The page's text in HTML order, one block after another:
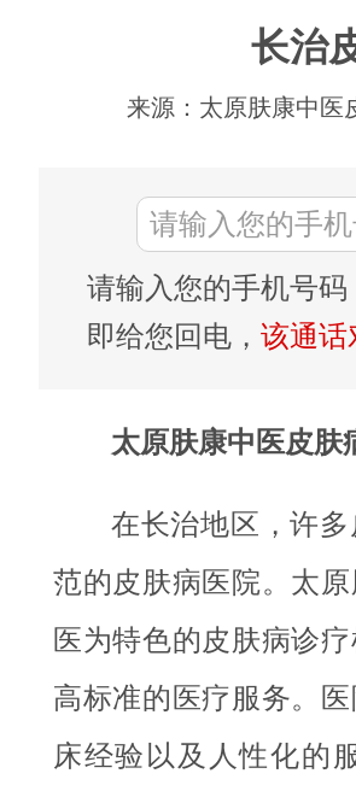
长治
来源：太原肤康中医
请输入您的手机号
即给您回电， 该通话
太原肤康中医皮肤
在长治地区，许
范的皮肤病医院。太
医为特色的皮肤病诊
高标准的医疗服务。
床经验以及人性化的